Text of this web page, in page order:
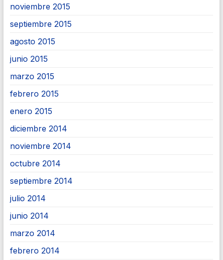
noviembre 2015
septiembre 2015
agosto 2015
junio 2015
marzo 2015
febrero 2015
enero 2015
diciembre 2014
noviembre 2014
octubre 2014
septiembre 2014
julio 2014
junio 2014
marzo 2014
febrero 2014